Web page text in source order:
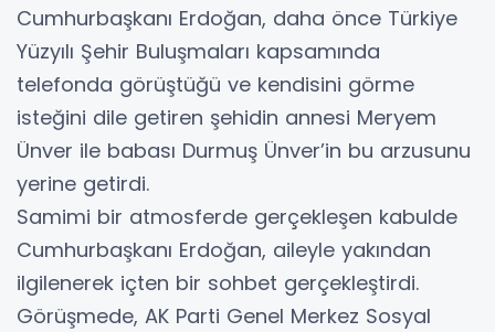
Cumhurbaşkanı Erdoğan, daha önce Türkiye
Yüzyılı Şehir Buluşmaları kapsamında
telefonda görüştüğü ve kendisini görme
isteğini dile getiren şehidin annesi Meryem
Ünver ile babası Durmuş Ünver’in bu arzusunu
yerine getirdi.
Samimi bir atmosferde gerçekleşen kabulde
Cumhurbaşkanı Erdoğan, aileyle yakından
ilgilenerek içten bir sohbet gerçekleştirdi.
Görüşmede, AK Parti Genel Merkez Sosyal